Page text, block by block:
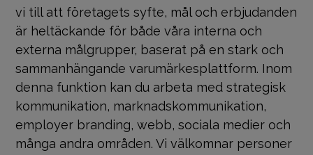
vi till att företagets syfte, mål och erbjudanden
är heltäckande för både våra interna och
externa målgrupper, baserat på en stark och
sammanhängande varumärkesplattform. Inom
denna funktion kan du arbeta med strategisk
kommunikation, marknadskommunikation,
employer branding, webb, sociala medier och
många andra områden. Vi välkomnar personer